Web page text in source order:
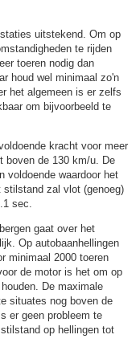
uitstekend. Om op
te rijden
toeren nodig dan
houd wel minimaal zo'n
het algemeen is er zelfs
om bijvoorbeeld te
kracht voor meer
boven de 130 km/u.
De
voldoende waardoor het
stilstand zal vlot (genoeg)
sec.
gaat over het
Op autobaanhellingen
minimaal 2000 toeren
de motor is het om op
De maximale
situates nog boven de
er geen probleem te
op hellingen tot